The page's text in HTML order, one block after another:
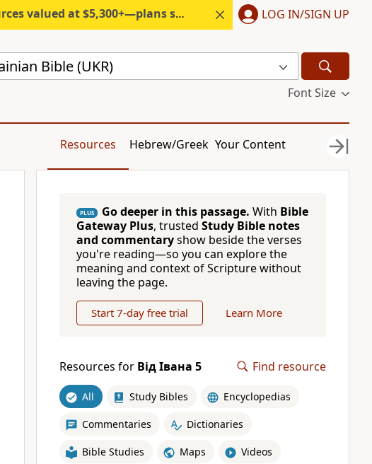
at $5,300+—plans start under $6/month. LOG IN/SIGN UP
Bible (UKR)
Font Size
Resources Hebrew/Greek Your Content
PLUS Go deeper in this passage. With Bible
Gateway Plus, trusted Study Bible notes
and commentaryshow beside the verses
you're reading—so you can explore the
meaning and context of Scripture without
leaving the page.
Start 7-day free trial Learn More
Resources for Від Івана 5 Find resource
All Study Bibles Encyclopedias
Commentaries Dictionaries
Bible Studies Maps Videos